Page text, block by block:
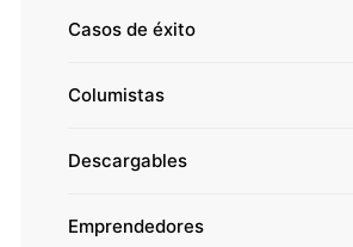
Casos de éxito
Columistas
Descargables
Emprendedores